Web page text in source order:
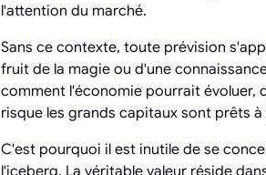
l'attention du marché.
Sans ce contexte, toute prévision
fruit de la magie ou d'une
comment l'économie pourrait évoluer,
risque les grands capitaux sont prêts à
C'est pourquoi il est inutile de se
l'iceberg. La véritable valeur réside